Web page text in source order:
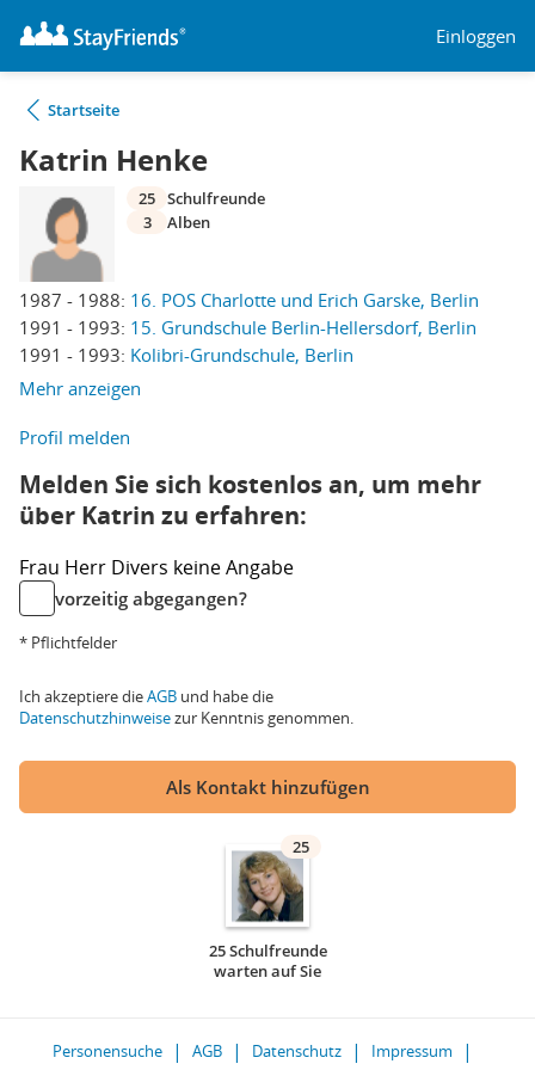
Einloggen
Startseite
Katrin Henke
1987 - 1988: 16. POS Charlotte und Erich Garske, Berlin
1991 - 1993: 15. Grundschule Berlin-Hellersdorf, Berlin
1991 - 1993: Kolibri-Grundschule, Berlin
Mehr anzeigen
25 Schulfreunde
3
Alben
Profil melden
Melden Sie sich kostenlos an, um mehr
über Katrin zu erfahren:
Frau Herr Divers keine Angabe
vorzeitig abgegangen?
* Pflichtfelder
Ich akzeptiere dieAGB und habe die
Datenschutzhinweisezur Kenntnis genommen.
Als Kontakt hinzufügen
25
25 Schulfreunde
warten auf Sie
Personensuche AGB Datenschutz
Impressum